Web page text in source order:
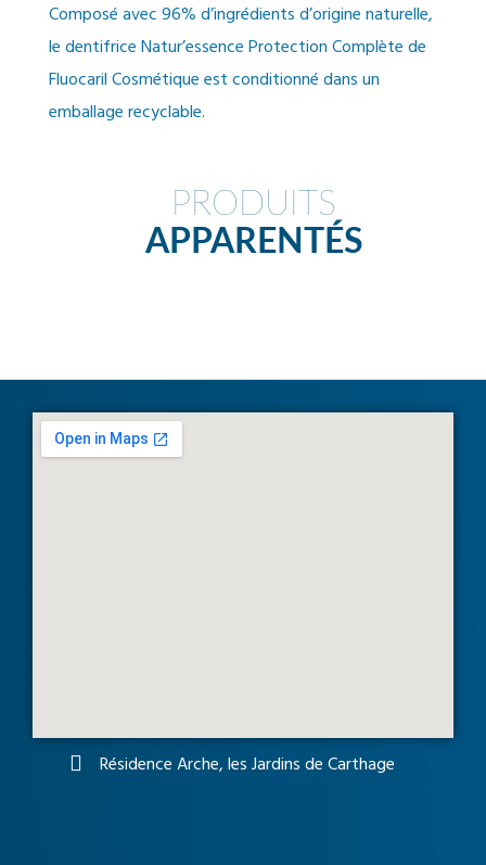
Composé avec 96% d’ingrédients d’origine naturelle,
le dentifrice Natur’essence Protection Complète de
Fluocaril Cosmétique est conditionné dans un
emballage recyclable.
PRODUITS
APPARENTÉS
Résidence Arche, les Jardins de Carthage